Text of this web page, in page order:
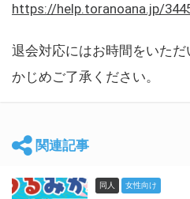
https://help.toranoana.jp/
退会対応にはお時間をいた
かじめご了承ください。
関連記事
同人 女性向け